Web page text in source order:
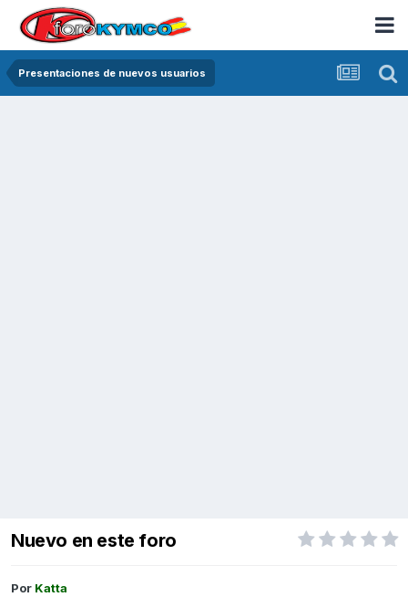
Presentaciones de nuevos usuarios
Nuevo en este foro
Por Katta